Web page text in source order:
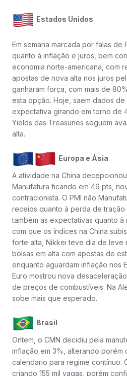
Estados Unidos
Em semana marcada por falas de
quanto à inflação e juros, bem
economia norte-americana, com
apostas de nova alta nos juros
ganharam força, com mais de
esta opção. Hoje, saem dados de
expectativa girando em torno de
Yields das Treasuries seguem
alta.
Europa e Ásia
A atividade na China
Manufatura ficando em 49 pts,
contracionista. O PMI não
receios quanto à perda de tração
também as expectativas quanto à
com que os índices na China
forte alta, Nikkei teve dia de leve
bolsas em alta com apostas de
enquanto aguardam inflação nos
Euro mostrou nova
de preços de combustíveis. Na
sobe mais que esperado.
Brasil
Ontem, o CMN decidiu pela
inflação em 3%, alterando porém
calendario para regime contínuo.
criando 155 mil vagas, porém